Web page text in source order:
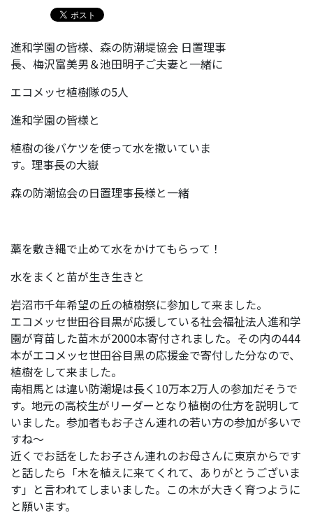
進和学園の皆様、森の防潮堤協会 日置理事
長、梅沢富美男＆池田明子ご夫妻と一緒に
エコメッセ植樹隊の5人
進和学園の皆様と
植樹の後バケツを使って水を撒いていま
す。理事長の大嶽
森の防潮協会の日置理事長様と一緒
藁を敷き縄で止めて水をかけてもらって！
水をまくと苗が生き生きと
岩沼市千年希望の丘の植樹祭に参加して来ました。
エコメッセ世田谷目黒が応援している社会福祉法人進和学
園が育苗した苗木が2000本寄付されました。その内の444
本がエコメッセ世田谷目黒の応援金で寄付した分なので、
植樹をして来ました。
南相馬とは違い防潮堤は長く10万本2万人の参加だそうで
す。地元の高校生がリーダーとなり植樹の仕方を説明して
いました。参加者もお子さん連れの若い方の参加が多いで
すね〜
近くでお話をしたお子さん連れのお母さんに東京からです
と話したら「木を植えに来てくれて、ありがとうございま
す」と言われてしまいました。この木が大きく育つように
と願います。